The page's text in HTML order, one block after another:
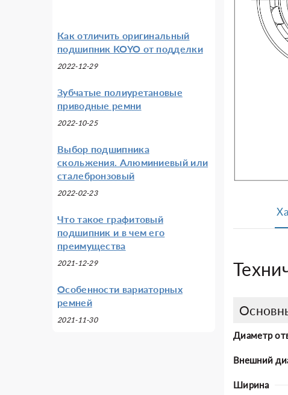
Как отличить оригинальный
подшипник KOYO от подделки
2022-12-29
Зубчатые полиуретановые
приводные ремни
2022-10-25
Выбор подшипника
скольжения. Алюминиевый или
сталебронзовый
2022-02-23
Что такое графитовый
подшипник и в чем его
преимущества
2021-12-29
Особенности вариаторных
ремней
2021-11-30
Диаметр
Внешний
Ширина